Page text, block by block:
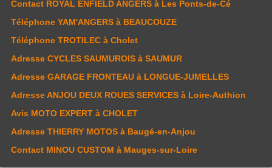
Contact ROYAL ENFIELD ANGERS à Les Ponts-de-Cé
Téléphone YAM'ANGERS à BEAUCOUZE
Téléphone TROTILEC à Cholet
Adresse CYCLES SAUMUROIS à SAUMUR
Adresse GARAGE FRONTEAU à LONGUE-JUMELLES
Adresse ANJOU DEUX ROUES SERVICES à Loire-Authion
Avis MOTO EXPERT à CHOLET
Adresse THIERRY MOTOS à Baugé-en-Anjou
Contact MINOU CUSTOM à Mauges-sur-Loire